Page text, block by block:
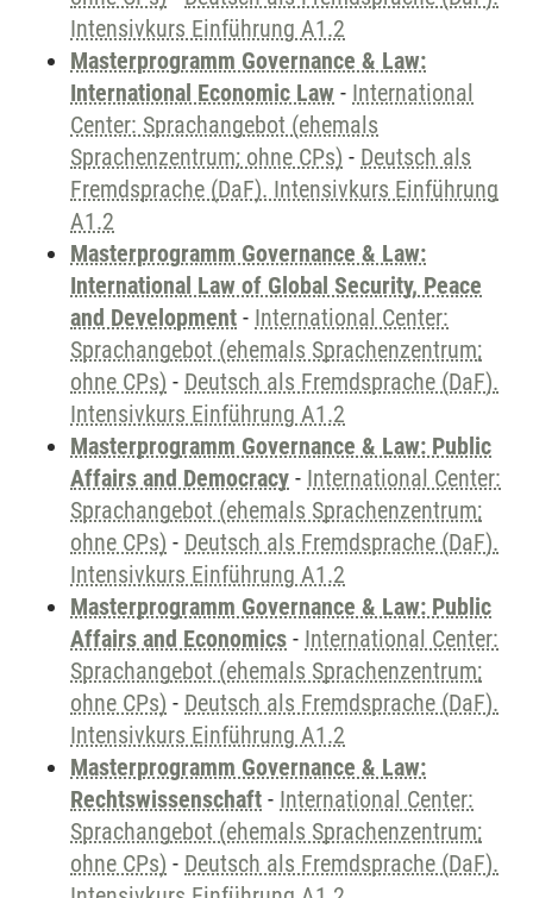
Intensivkurs Einführung A1.2
Masterprogramm Governance & Law:
International Economic Law - International
Center: Sprachangebot (ehemals
Sprachenzentrum; ohne CPs) - Deutsch als
Fremdsprache (DaF). Intensivkurs Einführung
A1.2
Masterprogramm Governance & Law:
International Law of Global Security, Peace
and Development - International Center:
Sprachangebot (ehemals Sprachenzentrum;
ohne CPs) - Deutsch als Fremdsprache (DaF).
Intensivkurs Einführung A1.2
Masterprogramm Governance & Law: Public
Affairs and Democracy - International Center:
Sprachangebot (ehemals Sprachenzentrum;
ohne CPs) - Deutsch als Fremdsprache (DaF).
Intensivkurs Einführung A1.2
Masterprogramm Governance & Law: Public
Affairs and Economics - International Center:
Sprachangebot (ehemals Sprachenzentrum;
ohne CPs) - Deutsch als Fremdsprache (DaF).
Intensivkurs Einführung A1.2
Masterprogramm Governance & Law:
Rechtswissenschaft - International Center:
Sprachangebot (ehemals Sprachenzentrum;
ohne CPs) - Deutsch als Fremdsprache (DaF).